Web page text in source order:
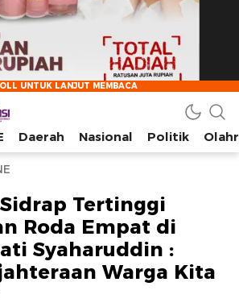
Detil, Sudut, dan Cerita Kota
Daerah Nasional Politik
Tertinggi
Roda Empat di
Syaharuddin :
Warga Kita